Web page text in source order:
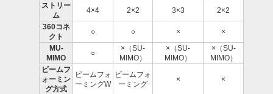
ストリー
ム
4×4 2×2 3×3
2×2
360コネ
クト
○ ○ ×
×
MU-
MIMO
○
×（SU-
MIMO）
×（SU-
MIMO）
×（SU-
MIMO）
ビームフ
ォーミン
グ方式
ビームフォ
ーミングW
ビームフォ
ーミング
× ×